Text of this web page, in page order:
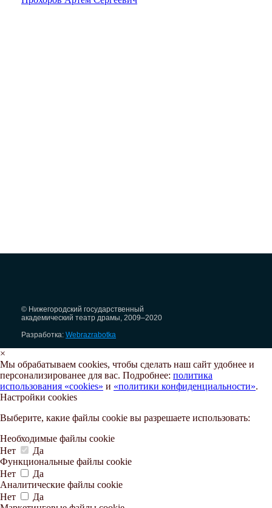
© Нижегородский государственный
академический театр драмы, 2009–2020
Разработка: Webrazrabotka
×
Мы обрабатываем cookies, чтобы сделать наш сайт удобнее и
персонализированее для вас. Подробнее: политика
использования «cookies» и «политики конфиденциальности».
Настройки cookies
Выберите, какие файлы cookie вы разрешаете использовать:
Необходимые файлы cookie
Нет
Да
Функциональные файлы cookie
Нет
Да
Аналитические файлы cookie
Нет
Да